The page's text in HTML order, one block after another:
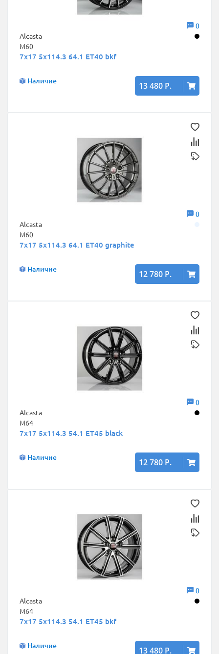
0
Alcasta
M60
7x17 5x114.3 64.1 ET40 bkf
Наличие 13 480 Р.
0
Alcasta
M60
7x17 5x114.3 64.1 ET40 graphite
Наличие 12 780 Р.
0
Alcasta
M64
7x17 5x114.3 54.1 ET45 black
Наличие 12 780 Р.
0
Alcasta
M64
7x17 5x114.3 54.1 ET45 bkf
Наличие 13 480 Р.